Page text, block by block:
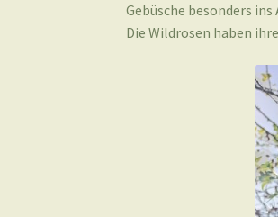
Gebüsche besonders ins
Die Wildrosen haben